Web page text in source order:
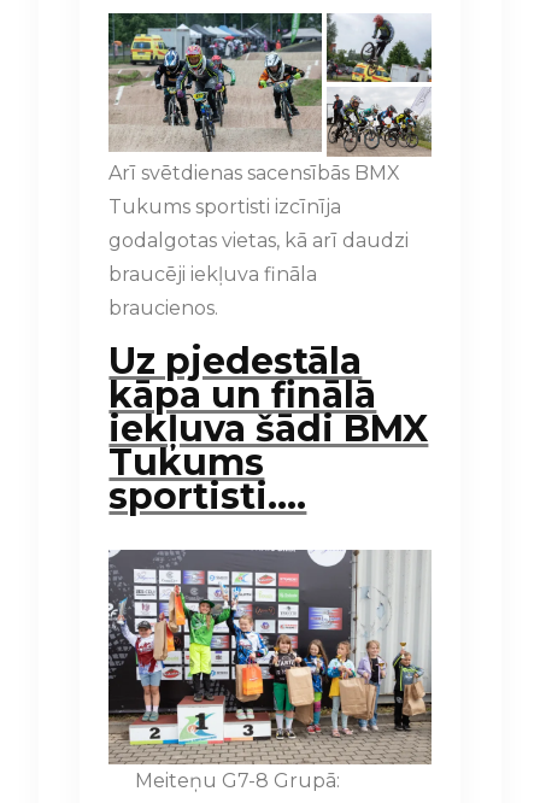
Arī svētdienas sacensībās BMX
Tukums sportisti izcīnīja
godalgotas vietas, kā arī daudzi
braucēji iekļuva fināla
braucienos.
Uz pjedestāla
kāpa un finālā
iekļuva šādi BMX
Tukums
sportisti….
Meiteņu G7-8 Grupā: